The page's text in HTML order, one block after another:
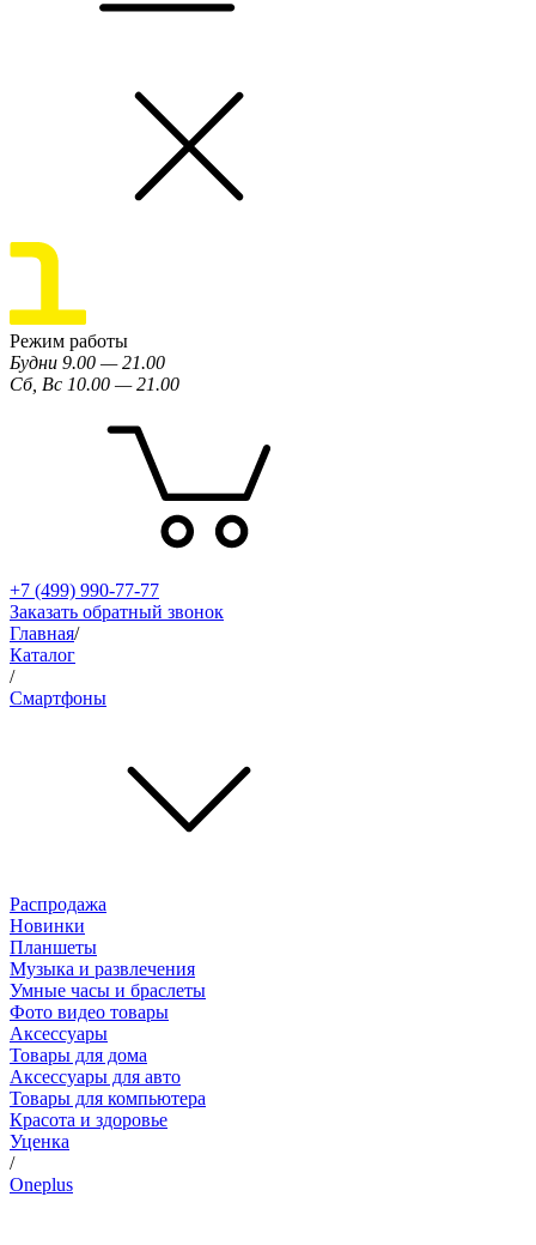
Режим работы
Будни 9.00 — 21.00
Сб, Вс 10.00 — 21.00
+7 (499) 990-77-77
Заказать обратный звонок
Главная/
Каталог
/
Смартфоны
Распродажа
Новинки
Планшеты
Музыка и развлечения
Умные часы и браслеты
Фото видео товары
Аксессуары
Товары для дома
Аксессуары для авто
Товары для компьютера
Красота и здоровье
Уценка
/
Oneplus